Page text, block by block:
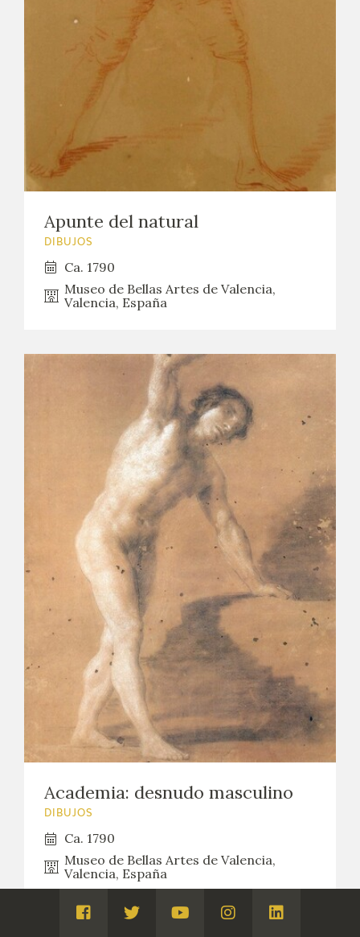
Apunte del natural
DIBUJOS
Ca. 1790
Museo de Bellas Artes de Valencia,
Valencia, España
Academia: desnudo masculino
DIBUJOS
Ca. 1790
Museo de Bellas Artes de Valencia,
Valencia, España
Visita
Visita
Visita
Visita
Visita